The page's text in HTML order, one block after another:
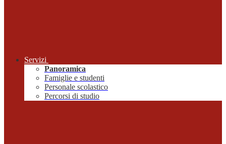
Servizi
Panoramica
Famiglie e studenti
Personale scolastico
Percorsi di studio